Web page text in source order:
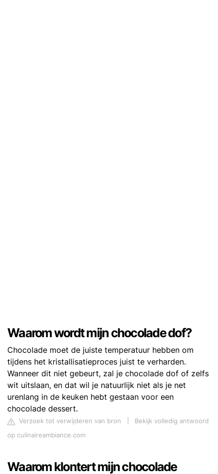
Waarom wordt mijn chocolade dof?
Chocolade moet de juiste temperatuur hebben om
tijdens het kristallisatieproces juist te verharden.
Wanneer dit niet gebeurt, zal je chocolade dof of zelfs
wit uitslaan, en dat wil je natuurlijk niet als je net
urenlang in de keuken hebt gestaan voor een
chocolade dessert.
Verzoek tot verwijderen van bron
Bekijk volledig antwoord
op culinaireambiance.com
Waarom klontert mijn chocolade